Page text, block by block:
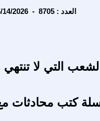
Thursday - 5/14/2026 - العدد : 8705
الشعب التي لا تنتهي
كتب محادثات مع